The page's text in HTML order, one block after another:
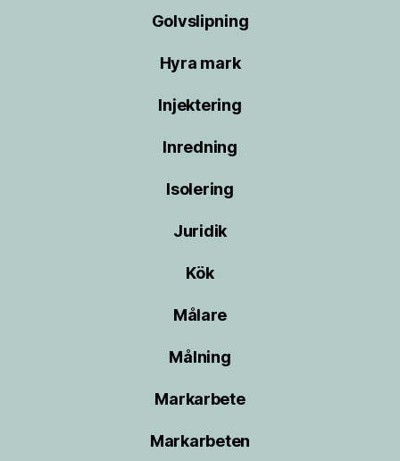
Golvslipning
Hyra mark
Injektering
Inredning
Isolering
Juridik
Kök
Målare
Målning
Markarbete
Markarbeten